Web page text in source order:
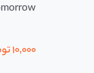
10,000